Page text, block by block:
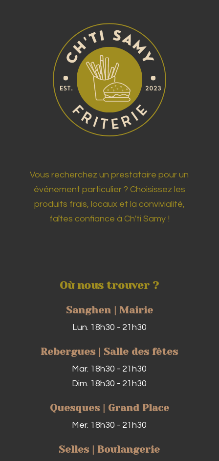
Vous recherchez un prestataire pour un
événement particulier ? Choisissez les
produits frais, locaux et la convivialité,
faîtes confiance à Ch'ti Samy !
Où nous trouver ?
Sanghen | Mairie
Lun. 18h30 - 21h30
Rebergues | Salle des fêtes
Mar. 18h30 - 21h30
Dim. 18h30 - 21h30
Quesques | Grand Place
Mer. 18h30 - 21h30
Selles | Boulangerie